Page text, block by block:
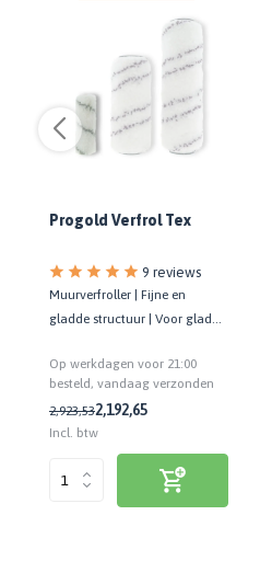
Progold Verfrol Tex
9 reviews
Muurverfroller | Fijne en
gladde structuur | Voor gladde
Op werkdagen voor 21:00
besteld, vandaag verzonden
2,923,532,192,65
Incl. btw